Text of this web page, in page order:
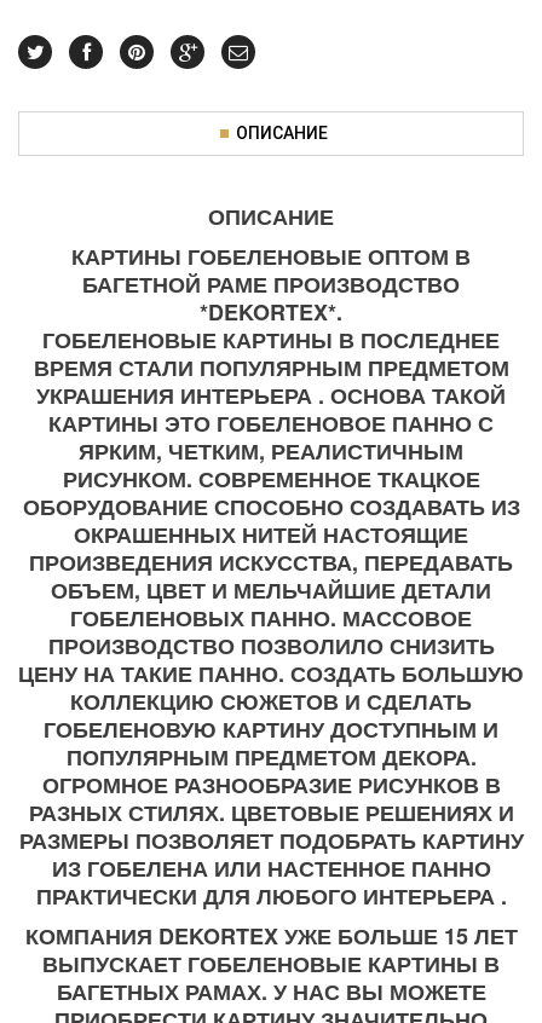
ОПИСАНИЕ
ОПИСАНИЕ
КАРТИНЫ ГОБЕЛЕНОВЫЕ ОПТОМ В
БАГЕТНОЙ РАМЕ ПРОИЗВОДСТВО
*DEKORTEX*.
ГОБЕЛЕНОВЫЕ КАРТИНЫ В ПОСЛЕДНЕЕ
ВРЕМЯ СТАЛИ ПОПУЛЯРНЫМ ПРЕДМЕТОМ
УКРАШЕНИЯ ИНТЕРЬЕРА . ОСНОВА ТАКОЙ
КАРТИНЫ ЭТО ГОБЕЛЕНОВОЕ ПАННО С
ЯРКИМ, ЧЕТКИМ, РЕАЛИСТИЧНЫМ
РИСУНКОМ. СОВРЕМЕННОЕ ТКАЦКОЕ
ОБОРУДОВАНИЕ СПОСОБНО СОЗДАВАТЬ ИЗ
ОКРАШЕННЫХ НИТЕЙ НАСТОЯЩИЕ
ПРОИЗВЕДЕНИЯ ИСКУССТВА, ПЕРЕДАВАТЬ
ОБЪЕМ, ЦВЕТ И МЕЛЬЧАЙШИЕ ДЕТАЛИ
ГОБЕЛЕНОВЫХ ПАННО. МАССОВОЕ
ПРОИЗВОДСТВО ПОЗВОЛИЛО СНИЗИТЬ
ЦЕНУ НА ТАКИЕ ПАННО. СОЗДАТЬ БОЛЬШУЮ
КОЛЛЕКЦИЮ СЮЖЕТОВ И СДЕЛАТЬ
ГОБЕЛЕНОВУЮ КАРТИНУ ДОСТУПНЫМ И
ПОПУЛЯРНЫМ ПРЕДМЕТОМ ДЕКОРА.
ОГРОМНОЕ РАЗНООБРАЗИЕ РИСУНКОВ В
РАЗНЫХ СТИЛЯХ. ЦВЕТОВЫЕ РЕШЕНИЯХ И
РАЗМЕРЫ ПОЗВОЛЯЕТ ПОДОБРАТЬ КАРТИНУ
ИЗ ГОБЕЛЕНА ИЛИ НАСТЕННОЕ ПАННО
ПРАКТИЧЕСКИ ДЛЯ ЛЮБОГО ИНТЕРЬЕРА .
КОМПАНИЯ DEKORTEX УЖЕ БОЛЬШЕ 15 ЛЕТ
ВЫПУСКАЕТ ГОБЕЛЕНОВЫЕ КАРТИНЫ В
БАГЕТНЫХ РАМАХ. У НАС ВЫ МОЖЕТЕ